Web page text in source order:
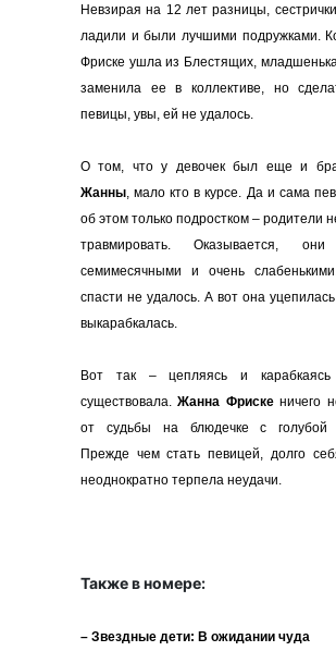
Невзирая на 12 лет разницы,
ладили и были лучшими подружками.
Фриске ушла из Блестящих,
заменила ее в коллективе, но
певицы, увы, ей не удалось.
О том, что у девочек был еще и
Жанны, мало кто в курсе. Да и сама
об этом только подростком – родители
травмировать. Оказывается, они
семимесячными и очень
спасти не удалось. А вот она
выкарабкалась.
Вот так – цепляясь и
существовала.Жанна Фрискеничего
от судьбы на блюдечке с голубой
Прежде чем стать певицей, долго
неоднократно терпела неудачи.
Также в номере:
– Звездные дети: В ожидании чуда